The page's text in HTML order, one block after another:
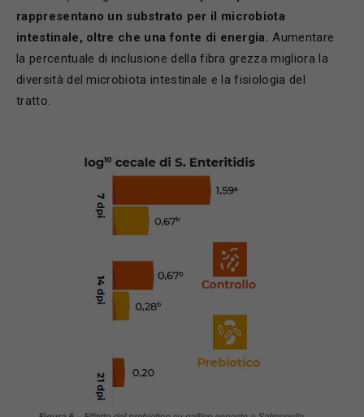
rappresentano un substrato per il microbiota
intestinale, oltre che una fonte di energia.Aumentare
la percentuale di inclusione della fibra grezza migliora la
diversità del microbiota intestinale e la fisiologia del
tratto.